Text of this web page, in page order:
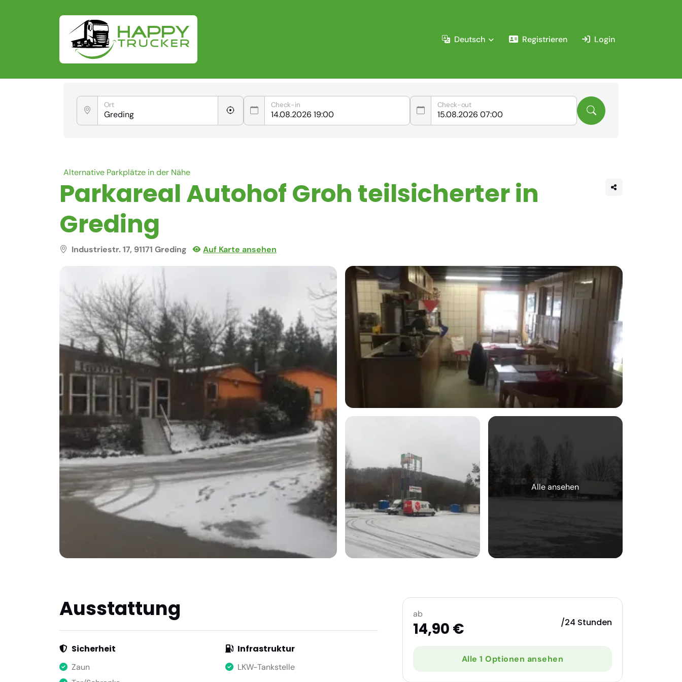
Deutsch Registrieren Login
Ort Check-in Check-out
Alternative Parkplätze in der Nähe
Parkareal Autohof Groh teilsicherter in
Greding
Industriestr. 17, 91171 Greding Auf Karte ansehen
Ausstattung
Sicherheit
Zaun
Infrastruktur
LKW-Tankstelle
ab
14,90 € /24 Stunden
Alle 1 Optionen ansehen